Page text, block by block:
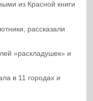
из Красной книги
рассказали
«раскладушек» и
в 11 городах и